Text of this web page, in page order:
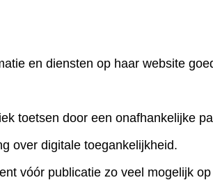
en diensten op haar website
toetsen door een onafhankelijke
over digitale toegankelijkheid.
vóór publicatie zo veel mogelijk